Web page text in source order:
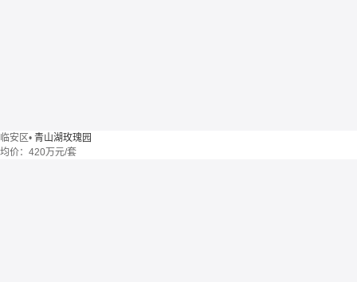
临安区• 青山湖玫瑰园
均价： 420万元/套